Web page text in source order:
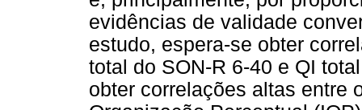
evidências de validade
estudo, espera-se obter
total do SON-R 6-40 e QI
obter correlações altas entre